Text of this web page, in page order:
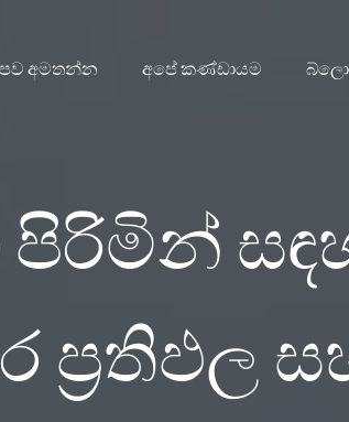
අමතන්න අපේ කණ්ඩායම
ප්‍රතිඵල